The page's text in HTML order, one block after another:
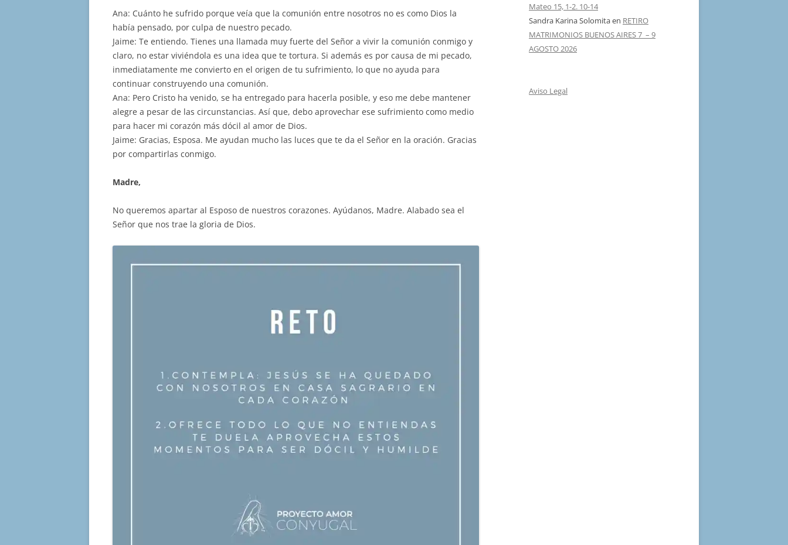
Ana: Cuánto he sufrido porque veía que la comunión entre nosotros no es como Dios la
había pensado, por culpa de nuestro pecado.
Jaime: Te entiendo. Tienes una llamada muy fuerte del Señor a vivir la comunión conmigo y
claro, no estar viviéndola es una idea que te tortura. Si además es por causa de mi pecado,
inmediatamente me convierto en el origen de tu sufrimiento, lo que no ayuda para
continuar construyendo una comunión.
Ana: Pero Cristo ha venido, se ha entregado para hacerla posible, y eso me debe mantener
alegre a pesar de las circunstancias. Así que, debo aprovechar ese sufrimiento como medio
para hacer mi corazón más dócil al amor de Dios.
Jaime: Gracias, Esposa. Me ayudan mucho las luces que te da el Señor en la oración. Gracias
por compartirlas conmigo.
Madre,
No queremos apartar al Esposo de nuestros corazones. Ayúdanos, Madre. Alabado sea el
Señor que nos trae la gloria de Dios.
Mateo 15, 1-2. 10-14
Sandra Karina Solomitaen RETIRO
MATRIMONIOS BUENOS AIRES 7 – 9
AGOSTO 2026
Aviso Legal